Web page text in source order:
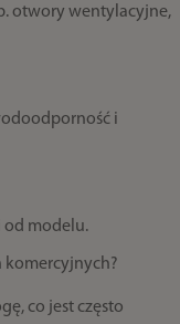
otwory wentylacyjne,
i
od modelu.
komercyjnych?
co jest często